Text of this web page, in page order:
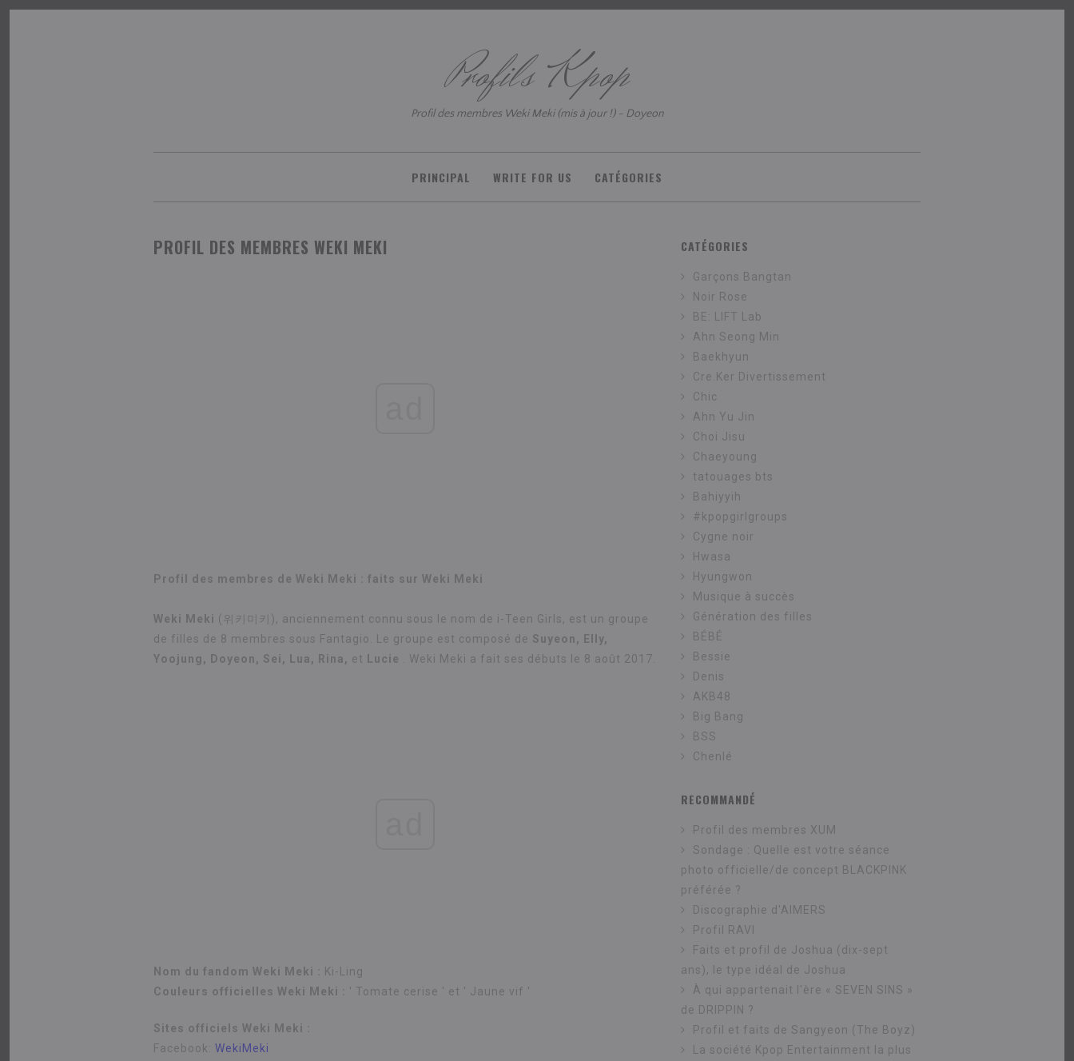
Profils Kpop
Profil des membres Weki Meki (mis à jour !) - Doyeon
PRINCIPAL WRITE FOR US CATÉGORIES
PROFIL DES MEMBRES WEKI MEKI
Profil des membres de Weki Meki : faits sur Weki Meki
Weki Meki (위키미키), anciennement connu sous le nom de i-Teen Girls, est un groupe
de filles de 8 membres sous Fantagio. Le groupe est composé de Suyeon, Elly,
Yoojung, Doyeon, Sei, Lua, Rina, et Lucie . Weki Meki a fait ses débuts le 8 août 2017.
Nom du fandom Weki Meki : Ki-Ling
Couleurs officielles Weki Meki : ' Tomate cerise ' et ' Jaune vif '
Sites officiels Weki Meki :
Facebook: WekiMeki
CATÉGORIES
Garçons Bangtan
Noir Rose
BE: LIFT Lab
Ahn Seong Min
Baekhyun
Cre.Ker Divertissement
Chic
Ahn Yu Jin
Choi Jisu
Chaeyoung
tatouages ​​bts
Bahiyyih
#kpopgirlgroups
Cygne noir
Hwasa
Hyungwon
Musique à succès
Génération des filles
BÉBÉ
Bessie
Denis
AKB48
Big Bang
BSS
Chenlé
RECOMMANDÉ
Profil des membres XUM
Sondage : Quelle est votre séance
photo officielle/de concept BLACKPINK
préférée ?
Discographie d'AIMERS
Profil RAVI
Faits et profil de Joshua (dix-sept
ans), le type idéal de Joshua
À qui appartenait l'ère « SEVEN SINS »
de DRIPPIN ?
Profil et faits de Sangyeon (The Boyz)
La société Kpop Entertainment la plus